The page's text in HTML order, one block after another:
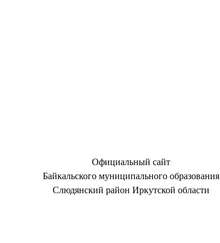
Официальный сайт
Байкальского муниципального образования
Слюдянский район Иркутской области